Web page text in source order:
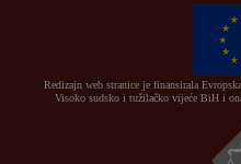
Redizajn web stranice je finansirala
Visoko sudsko i tužilačko vijeće BiH i